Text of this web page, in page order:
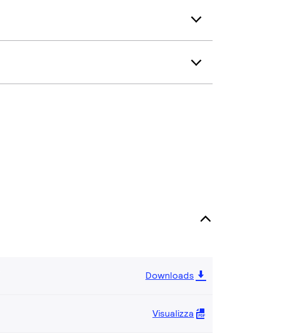
Downloads
Visualizza